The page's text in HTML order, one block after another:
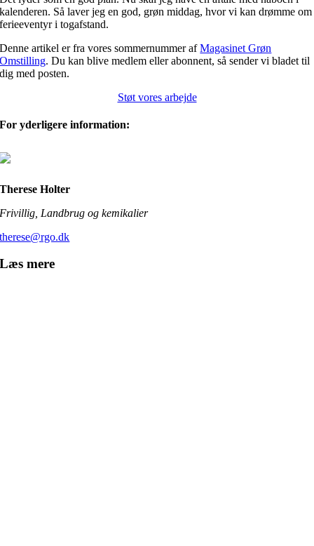
kalenderen. Så laver jeg en god, grøn middag, hvor vi kan drømme om
ferieeventyr i togafstand.
Denne artikel er fra vores sommernummer afMagasinet Grøn
Omstilling. Du kan blive medlem eller abonnent, så sender vi bladet til
dig med posten.
Støt vores arbejde
For yderligere information:
Therese Holter
Frivillig, Landbrug og kemikalier
therese@rgo.dk
Læs mere